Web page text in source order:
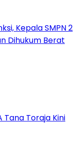
Kepala SMPN 2
Dihukum Berat
Tana Toraja Kini